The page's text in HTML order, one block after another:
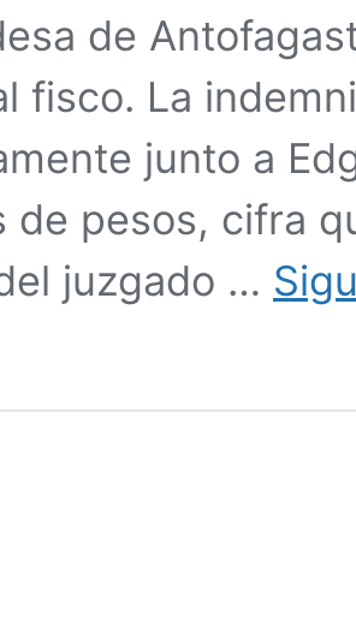
de
fisco. La
junto a
de pesos, cifra
juzgado …